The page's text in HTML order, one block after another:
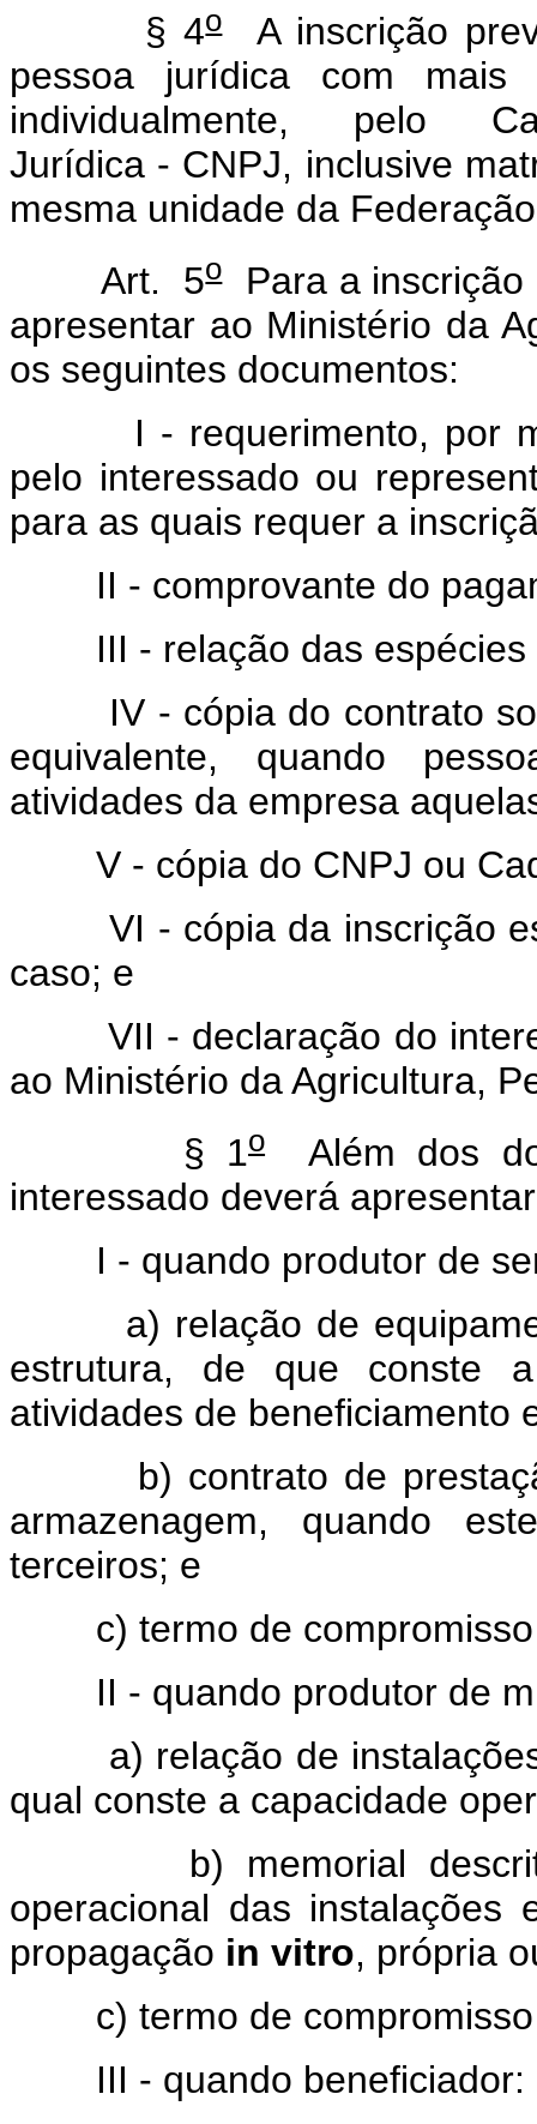
§ 4oA inscrição
pessoa jurídica com mais
individualmente, pelo
Jurídica - CNPJ, inclusive
mesma unidade da
Art. 5oPara a inscrição
apresentar ao Ministério da
os seguintes documentos:
I - requerimento, por
pelo interessado ou
para as quais requer a
II - comprovante do
III - relação das espécies
IV - cópia do contrato
equivalente, quando
atividades da empresa
V - cópia do CNPJ ou
VI - cópia da inscrição
caso; e
VII - declaração do
ao Ministério da Agricultura,
§ 1o
Além dos
interessado deverá
I - quando produtor de
a) relação de
estrutura, de que conste
atividades de beneficiamento
b) contrato de prestação
armazenagem, quando
terceiros; e
c) termo de compromisso
II - quando produtor de
a) relação de instalações
qual conste a capacidade
b) memorial
operacional das instalações
propagação in vitro, própria
c) termo de compromisso
III - quando beneficiador: